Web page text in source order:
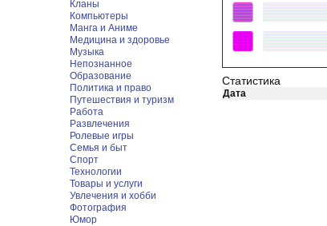
Кланы
Компьютеры
Манга и Аниме
Медицина и здоровье
Музыка
Непознанное
Образование
Политика и право
Путешествия и туризм
Работа
Развлечения
Ролевые игры
Семья и быт
Спорт
Технологии
Товары и услуги
Увлечения и хобби
Фотография
Юмор
Статистика
Дата